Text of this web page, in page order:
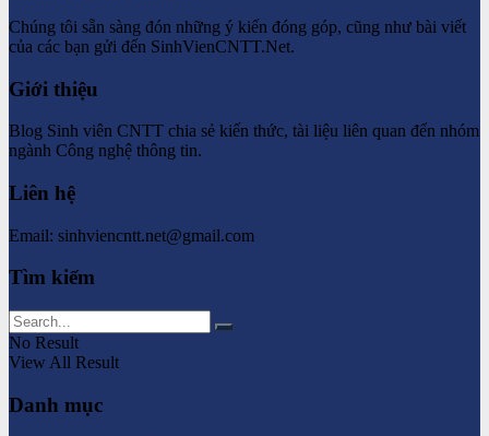
Chúng tôi sẵn sàng đón những ý kiến đóng góp, cũng như bài viết
của các bạn gửi đến SinhVienCNTT.Net.
Giới thiệu
Blog Sinh viên CNTT chia sẻ kiến thức, tài liệu liên quan đến nhóm
ngành Công nghệ thông tin.
Liên hệ
Email: sinhviencntt.net@gmail.com
Tìm kiếm
No Result
View All Result
Danh mục